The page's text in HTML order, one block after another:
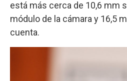
está más cerca de 10,6 mm
módulo de la cámara y 16,5
cuenta.